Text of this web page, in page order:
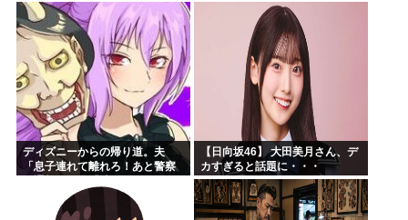
【全国ツアー2026 What’s
lonesome?】
ディズニーからの帰り道。夫
「息子連れて離れろ！あと警察
「どうしました！？」→トンデ
モナイことに…
【日向坂46】 大田美月さん、デ
カすぎると話題に・・・